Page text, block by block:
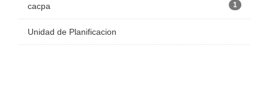
cacpa 1
Unidad de Planificacion